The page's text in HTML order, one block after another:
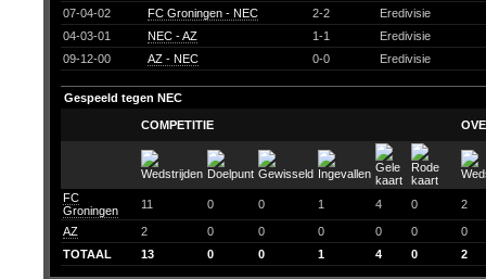
07-04-02
FC Groningen - NEC 2-2
Eredivisie
04-03-01
NEC - AZ 1-1
Eredivisie
09-12-00
AZ - NEC 0-0 Eredivisie
Gespeeld tegen NEC
COMPETITIE
FC
Groningen
11 0 0 1 4 0 2
AZ 2 0 0 0 0 0
0
TOTAAL
13 0 0 1 4 0 2